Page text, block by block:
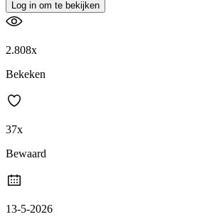
Log in om te bekijken
2.808x
Bekeken
37x
Bewaard
13-5-2026